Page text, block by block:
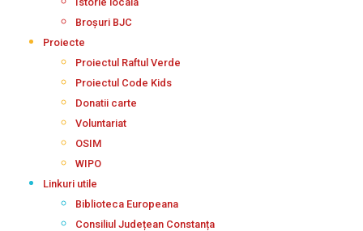
Broșuri BJC
Proiecte
Proiectul Raftul Verde
Proiectul Code Kids
Donatii carte
Voluntariat
OSIM
WIPO
Linkuri utile
Biblioteca Europeana
Consiliul Județean Constanța